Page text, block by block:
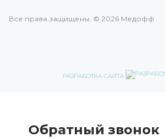
Все права защищены. © 2026 Медофф
РАЗРАБОТКА САЙТА
Обратный звонок